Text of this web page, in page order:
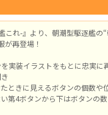
これ-』より、朝潮型駆逐艦の
が再登場！
実装イラストをもとに忠実に
ときに見えるボタンの個数や
第4ボタンから下はボタンの